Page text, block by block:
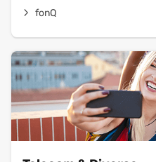
fonQ